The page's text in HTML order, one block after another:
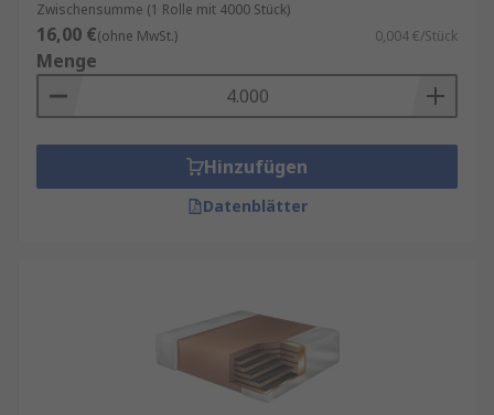
Zwischensumme (1 Rolle mit 4000 Stück)
16,00 €(ohne MwSt.) 0,004 €/Stück
Menge
Hinzufügen
Datenblätter